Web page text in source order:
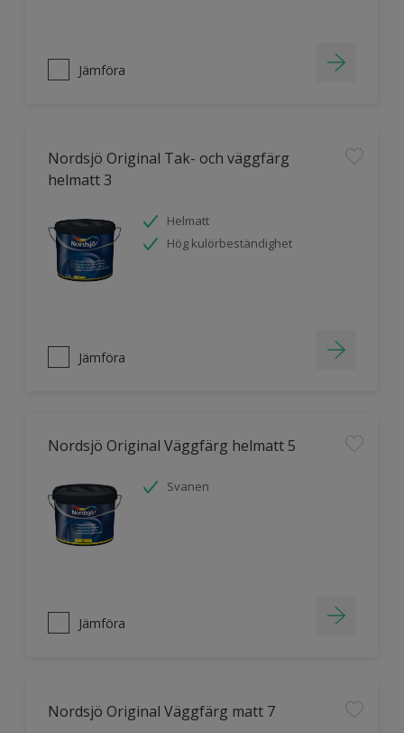
Jämföra
Nordsjö Original Tak- och väggfärg
helmatt 3
Helmatt
Hög kulörbeständighet
Jämföra
Nordsjö Original Väggfärg helmatt 5
Svanen
Jämföra
Nordsjö Original Väggfärg matt 7